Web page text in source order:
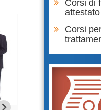
Corsi di
Corsi